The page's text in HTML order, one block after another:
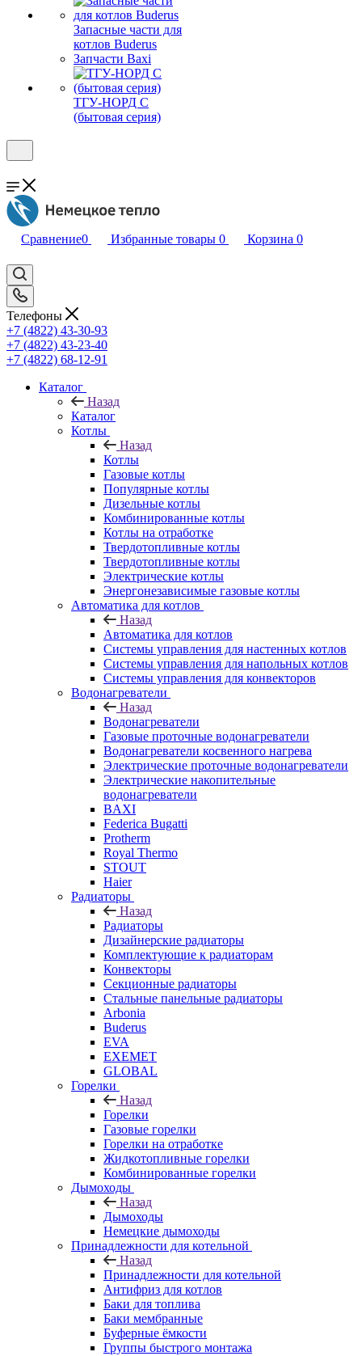
Запасные части для
котлов Buderus
Запчасти Baxi
ТГУ-НОРД С
(бытовая серия)
Сравнение0 Избранные товары 0 Корзина 0
Телефоны
+7 (4822) 43-30-93
+7 (4822) 43-23-40
+7 (4822) 68-12-91
Каталог
Назад
Каталог
Котлы
Назад
Котлы
Газовые котлы
Популярные котлы
Дизельные котлы
Комбинированные котлы
Котлы на отработке
Твердотопливные котлы
Твердотопливные котлы
Электрические котлы
Энергонезависимые газовые котлы
Автоматика для котлов
Назад
Автоматика для котлов
Системы управления для настенных котлов
Системы управления для напольных котлов
Системы управления для конвекторов
Водонагреватели
Назад
Водонагреватели
Газовые проточные водонагреватели
Водонагреватели косвенного нагрева
Электрические проточные водонагреватели
Электрические накопительные
водонагреватели
BAXI
Federica Bugatti
Protherm
Royal Thermo
STOUT
Haier
Радиаторы
Назад
Радиаторы
Дизайнерские радиаторы
Комплектующие к радиаторам
Конвекторы
Секционные радиаторы
Стальные панельные радиаторы
Arbonia
Buderus
EVA
EXEMET
GLOBAL
Горелки
Назад
Горелки
Газовые горелки
Горелки на отработке
Жидкотопливные горелки
Комбинированные горелки
Дымоходы
Назад
Дымоходы
Немецкие дымоходы
Принадлежности для котельной
Назад
Принадлежности для котельной
Антифриз для котлов
Баки для топлива
Баки мембранные
Буферные ёмкости
Группы быстрого монтажа